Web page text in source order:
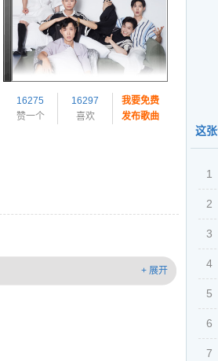
16275
赞一个
16297
喜欢
我要免费
发布歌曲
+ 展开
这
1
2
3
4
5
奏
6
7